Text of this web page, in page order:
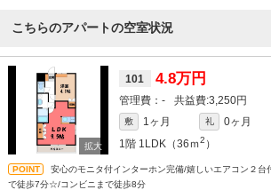
こちらのアパートの空室状況
101 4.8万円
- 3,250円
敷 1ヶ月 礼
0ヶ月
1階 1LDK（36ｍ2 ）
安心のモニタ付インターホン完備/嬉しいエアコン２台
で徒歩7分☆/コンビニまで徒歩8分